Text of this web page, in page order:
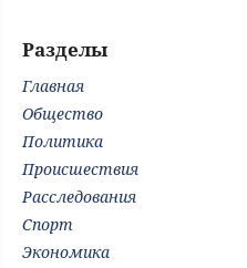
Разделы
Главная
Общество
Политика
Происшествия
Расследования
Спорт
Экономика